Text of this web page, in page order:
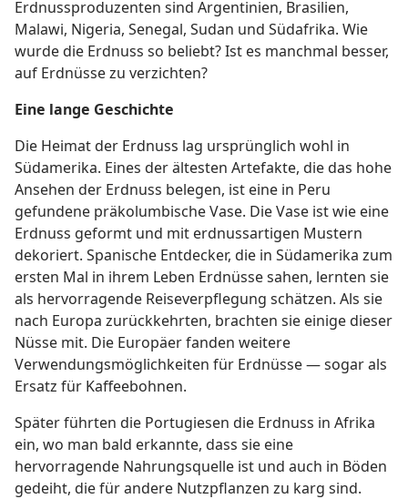
Erdnussproduzenten sind Argentinien, Brasilien,
Malawi, Nigeria, Senegal, Sudan und Südafrika. Wie
wurde die Erdnuss so beliebt? Ist es manchmal besser,
auf Erdnüsse zu verzichten?
Eine lange Geschichte
Die Heimat der Erdnuss lag ursprünglich wohl in
Südamerika. Eines der ältesten Artefakte, die das hohe
Ansehen der Erdnuss belegen, ist eine in Peru
gefundene präkolumbische Vase. Die Vase ist wie eine
Erdnuss geformt und mit erdnussartigen Mustern
dekoriert. Spanische Entdecker, die in Südamerika zum
ersten Mal in ihrem Leben Erdnüsse sahen, lernten sie
als hervorragende Reiseverpflegung schätzen. Als sie
nach Europa zurückkehrten, brachten sie einige dieser
Nüsse mit. Die Europäer fanden weitere
Verwendungsmöglichkeiten für Erdnüsse — sogar als
Ersatz für Kaffeebohnen.
Später führten die Portugiesen die Erdnuss in Afrika
ein, wo man bald erkannte, dass sie eine
hervorragende Nahrungsquelle ist und auch in Böden
gedeiht, die für andere Nutzpflanzen zu karg sind.